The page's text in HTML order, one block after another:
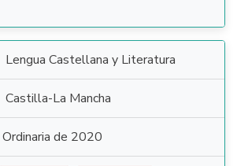
Lengua Castellana y Literatura
Castilla-La Mancha
Ordinaria de 2020